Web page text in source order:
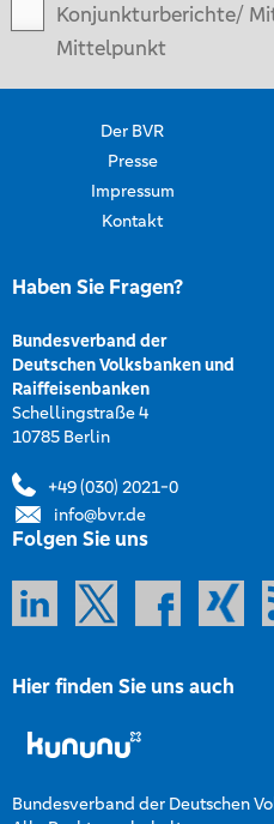
Konjunkturberichte/
Mittelpunkt
Der BVR
Presse
Impressum
Kontakt
Haben Sie Fragen?
Bundesverband der
Deutschen Volksbanken und
Raiffeisenbanken
Schellingstraße 4
10785 Berlin
+49 (030) 2021-0
info@bvr.de
Folgen Sie uns
Hier finden Sie uns auch
Bundesverband der Deutschen